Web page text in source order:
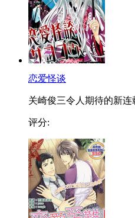
恋爱怪谈
关崎俊三令人期待的新
评分: